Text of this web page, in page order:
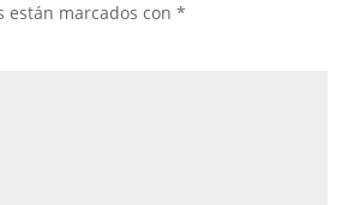
están marcados con*